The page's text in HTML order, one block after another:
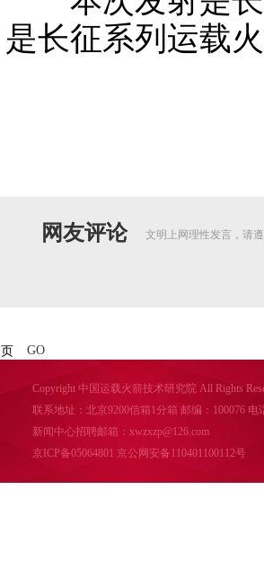
是长征系列运载
网友评论 文明上网理性发言，请
页 GO
Copyright 中国运载火箭技术研究院 All Rights
联系地址：北京9200信箱1分箱 邮编：100076 电
新闻中心招聘邮箱：xwzxzp@126.com
京ICP备05064801 京公网安备110401100112号